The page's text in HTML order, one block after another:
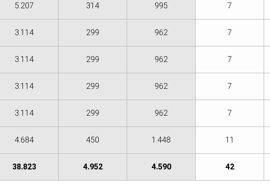
5.207 314 995 7
3.114 299 962 7
3.114 299 962 7
3.114 299 962 7
3.114 299 962 7
4.684 450 1.448 11
38.823 4.952 4.590 42